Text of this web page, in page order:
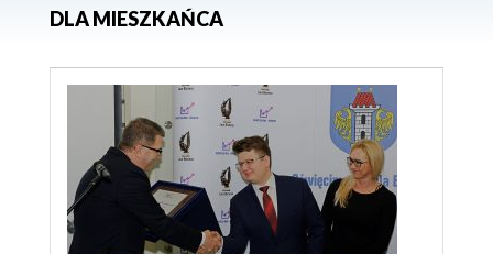
DLA MIESZKAŃCA